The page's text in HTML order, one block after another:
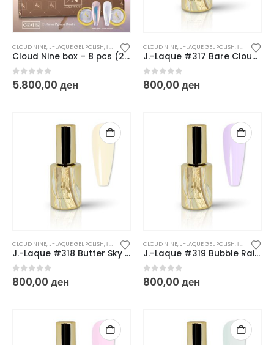
CLOUD NINE,J-LAQUE GEL POLISH,ГЕЛ ЛАКОВИ
Cloud Nine box – 8 pcs (2 Aurora powders gratis) – LIMITED EDITION
0out of 5
5.800,00 ден
CLOUD NINE,J-LAQUE GEL POLISH,ГЕЛ ЛАКОВИ
J.-Laque #317 Bare Cloud – 10 ml
0 out of 5
800,00 ден
CLOUD NINE,J-LAQUE GEL POLISH,ГЕЛ ЛАКОВИ
J.-Laque #318 Butter Sky – 10 ml
0out of 5
800,00 ден
CLOUD NINE,J-LAQUE GEL POLISH,ГЕЛ ЛАКОВИ
J.-Laque #319 Bubble Rain – 10 ml
0out of 5
800,00 ден